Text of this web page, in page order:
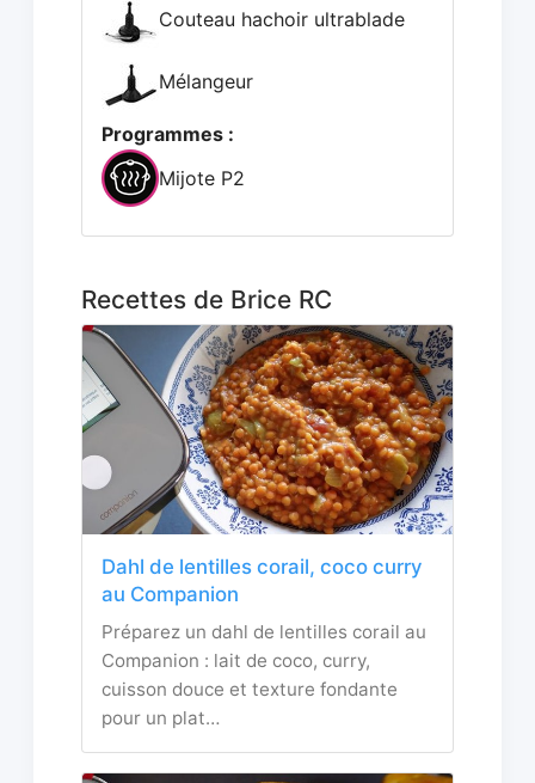
Couteau hachoir ultrablade
Mélangeur
Programmes :
Mijote P2
Recettes de Brice RC
Dahl de lentilles corail, coco curry
au Companion
Préparez un dahl de lentilles corail au
Companion : lait de coco, curry,
cuisson douce et texture fondante
pour un plat…